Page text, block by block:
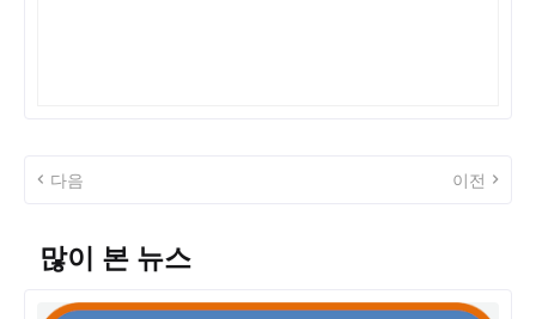
다음 이전
많이 본 뉴스